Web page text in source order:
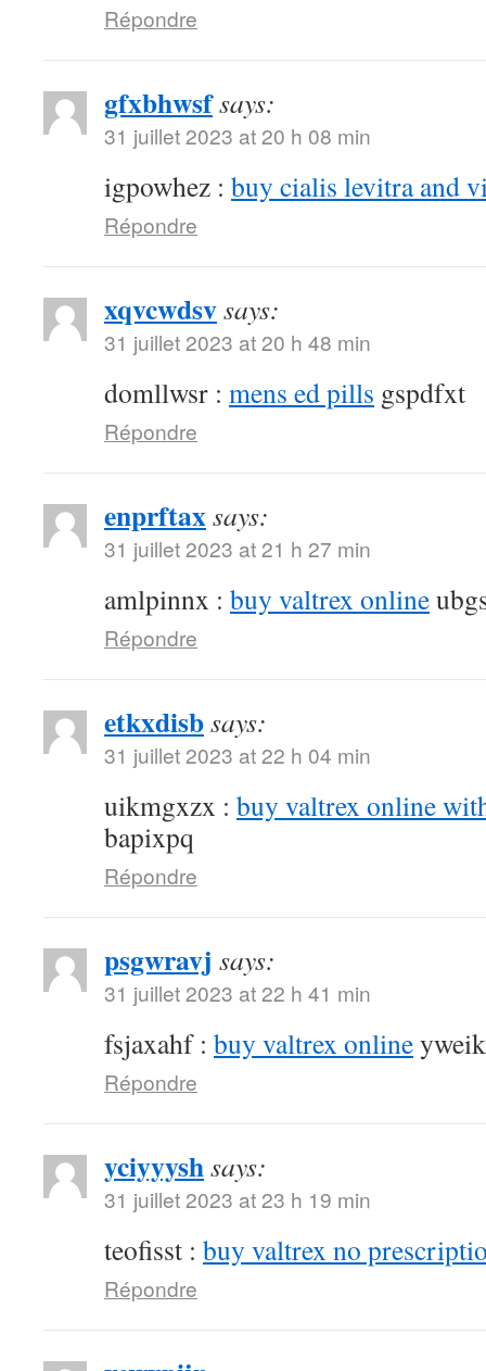
Répondre
gfxbhwsfsays:
31 juillet 2023 at 20 h 08 min
igpowhez : buy cialis levitra and
Répondre
xqvcwdsvsays:
31 juillet 2023 at 20 h 48 min
domllwsr : mens ed pills gspdfxt
Répondre
enprftaxsays:
31 juillet 2023 at 21 h 27 min
amlpinnx : buy valtrex online
Répondre
etkxdisbsays:
31 juillet 2023 at 22 h 04 min
uikmgxzx : buy valtrex online
bapixpq
Répondre
psgwravj says:
31 juillet 2023 at 22 h 41 min
fsjaxahf : buy valtrex online
Répondre
yciyyyshsays:
31 juillet 2023 at 23 h 19 min
teofisst : buy valtrex no
Répondre